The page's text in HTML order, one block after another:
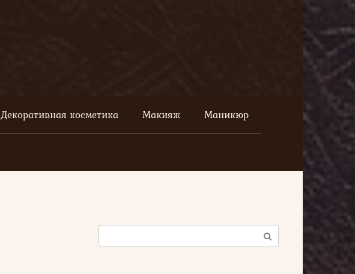
Декоративная косметика Макияж Маникюр
Поиск: